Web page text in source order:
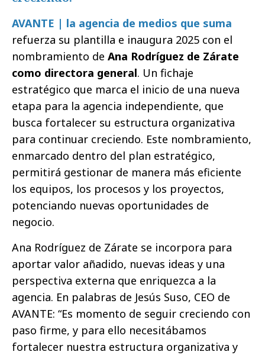
AVANTE | la agencia de medios que suma
refuerza su plantilla e inaugura 2025 con el
nombramiento de Ana Rodríguez de Zárate
como directora general. Un fichaje
estratégico que marca el inicio de una nueva
etapa para la agencia independiente, que
busca fortalecer su estructura organizativa
para continuar creciendo. Este nombramiento,
enmarcado dentro del plan estratégico,
permitirá gestionar de manera más eficiente
los equipos, los procesos y los proyectos,
potenciando nuevas oportunidades de
negocio.
Ana Rodríguez de Zárate se incorpora para
aportar valor añadido, nuevas ideas y una
perspectiva externa que enriquezca a la
agencia. En palabras de Jesús Suso, CEO de
AVANTE: “Es momento de seguir creciendo con
paso firme, y para ello necesitábamos
fortalecer nuestra estructura organizativa y